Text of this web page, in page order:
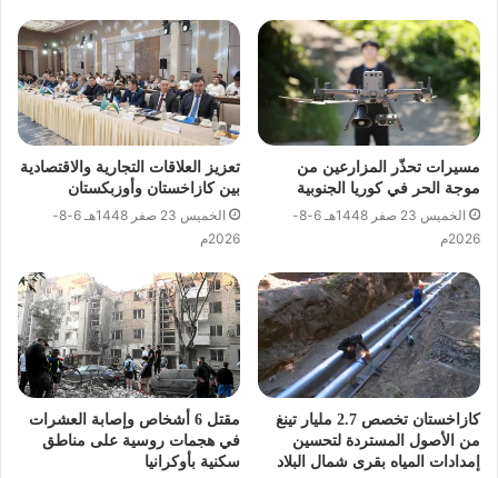
مسيرات تحذّر المزارعين من
موجة الحر في كوريا الجنوبية
الخميس 23 صفر 1448هـ 6-8-
2026م
تعزيز العلاقات التجارية والاقتصادية
بين كازاخستان وأوزبكستان
الخميس 23 صفر 1448هـ 6-8-
2026م
كازاخستان تخصص 2.7 مليار تينغ
من الأصول المستردة لتحسين
إمدادات المياه بقرى شمال البلاد
مقتل 6 أشخاص وإصابة العشرات
في هجمات روسية على مناطق
سكنية بأوكرانيا